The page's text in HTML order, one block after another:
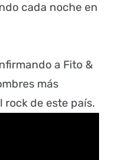
cada noche en
a Fito &
más
de este país.